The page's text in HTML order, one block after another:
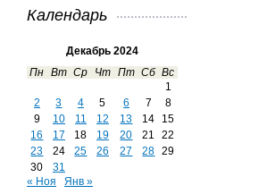
Календарь
Декабрь 2024
Пн Вт Ср Чт Пт Сб Вс
1
2
3 4 5 6 7
8
9
10 11 12 13 14
15
16
17 18 19 20 21
22
23
24 25 26 27 28
29
30
31
« Ноя
Янв »